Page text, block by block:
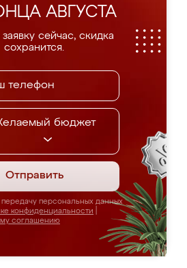
АВГУСТА
заявку сейчас, скидка
сохранится.
бюджет
Отправить
персональных данных
конфиденциальности
соглашению